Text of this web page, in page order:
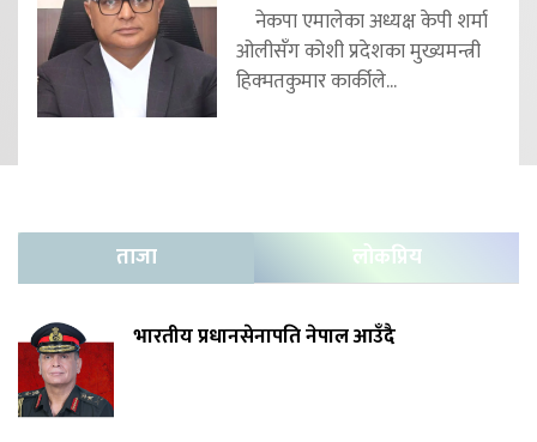
नेकपा एमालेका अध्यक्ष केपी शर्मा
ओलीसँग कोशी प्रदेशका मुख्यमन्त्री
हिक्मतकुमार कार्कीले...
ताजा लोकप्रिय
भारतीय प्रधानसेनापति नेपाल आउँदै